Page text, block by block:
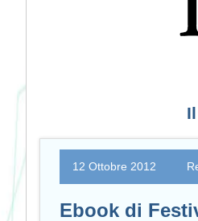
12 Ottobre 2012
Ebook di